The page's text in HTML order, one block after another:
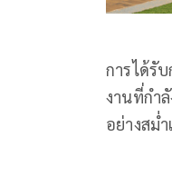
การได้รั
งานที่กำ
อย่างสม่